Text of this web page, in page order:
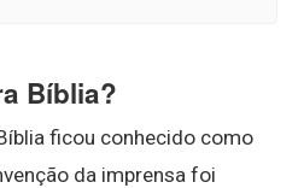
Bíblia?
ficou conhecido como
da imprensa foi